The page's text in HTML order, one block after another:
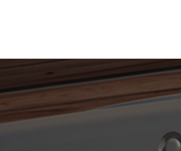
Über uns
Leistungen
Kontakt